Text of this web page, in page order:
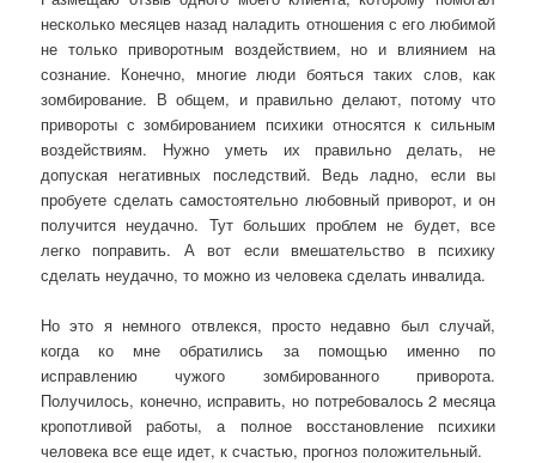
несколько месяцев назад наладить отношения с его любимой
не только приворотным воздействием, но и влиянием на
сознание. Конечно, многие люди бояться таких слов, как
зомбирование. В общем, и правильно делают, потому что
привороты с зомбированием психики относятся к сильным
воздействиям. Нужно уметь их правильно делать, не
допуская негативных последствий. Ведь ладно, если вы
пробуете сделать самостоятельно любовный приворот, и он
получится неудачно. Тут больших проблем не будет, все
легко поправить. А вот если вмешательство в психику
сделать неудачно, то можно из человека сделать инвалида.
Но это я немного отвлекся, просто недавно был случай,
когда ко мне обратились за помощью именно по
исправлению чужого зомбированного приворота.
Получилось, конечно, исправить, но потребовалось 2 месяца
кропотливой работы, а полное восстановление психики
человека все еще идет, к счастью, прогноз положительный.